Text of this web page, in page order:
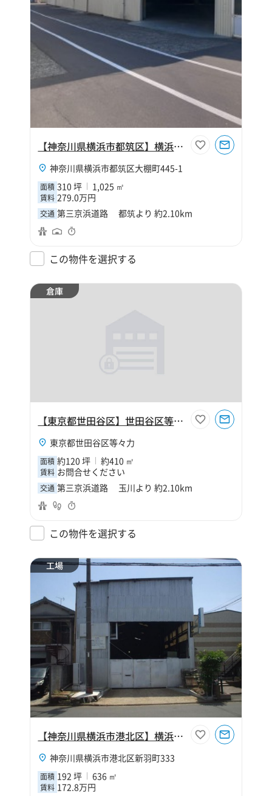
【神奈川県横浜市都筑区】横浜中央２
神奈川県横浜市都筑区大棚町445-1
面積 310 坪 1,025 ㎡
賃料 279.0万円
交通 第三京浜道路 都筑より 約2.10km
この物件を選択する
倉庫
【東京都世田谷区】世田谷区等々力6丁目120坪倉庫
東京都世田谷区等々力
面積 約120 坪 約410 ㎡
賃料 お問合せください
交通 第三京浜道路 玉川より 約2.10km
この物件を選択する
工場
【神奈川県横浜市港北区】横浜市港北区新羽町192坪工場
神奈川県横浜市港北区新羽町333
面積 192 坪 636 ㎡
賃料 172.8万円